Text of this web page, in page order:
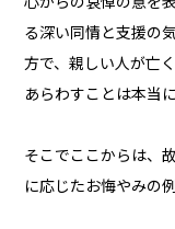
る深い同情と支援の
方で、親しい人が亡
あらわすことは本当
そこでここからは、
に応じたお悔やみの